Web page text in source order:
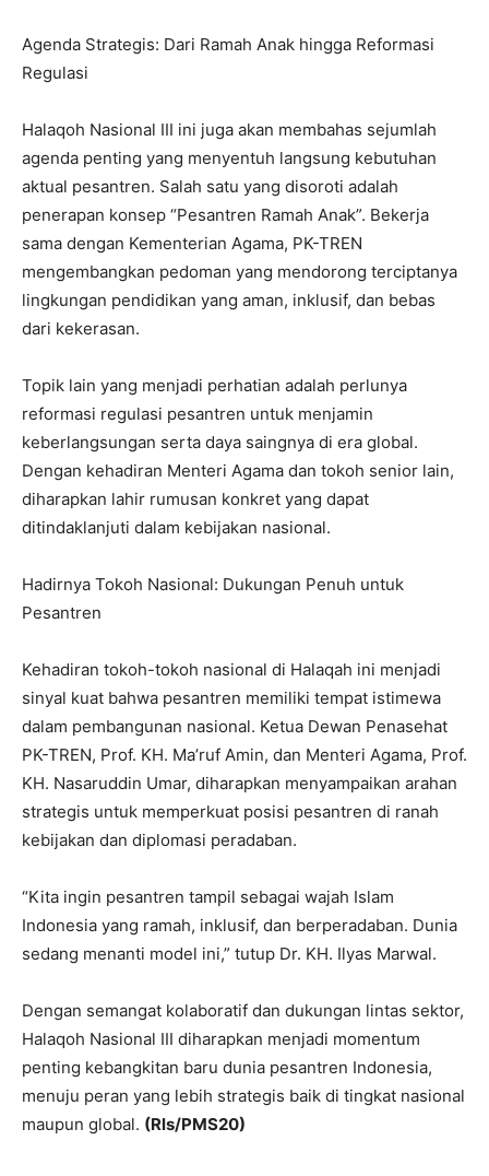
Agenda Strategis: Dari Ramah Anak hingga Reformasi
Regulasi
Halaqoh Nasional III ini juga akan membahas sejumlah
agenda penting yang menyentuh langsung kebutuhan
aktual pesantren. Salah satu yang disoroti adalah
penerapan konsep “Pesantren Ramah Anak”. Bekerja
sama dengan Kementerian Agama, PK-TREN
mengembangkan pedoman yang mendorong terciptanya
lingkungan pendidikan yang aman, inklusif, dan bebas
dari kekerasan.
Topik lain yang menjadi perhatian adalah perlunya
reformasi regulasi pesantren untuk menjamin
keberlangsungan serta daya saingnya di era global.
Dengan kehadiran Menteri Agama dan tokoh senior lain,
diharapkan lahir rumusan konkret yang dapat
ditindaklanjuti dalam kebijakan nasional.
Hadirnya Tokoh Nasional: Dukungan Penuh untuk
Pesantren
Kehadiran tokoh-tokoh nasional di Halaqah ini menjadi
sinyal kuat bahwa pesantren memiliki tempat istimewa
dalam pembangunan nasional. Ketua Dewan Penasehat
PK-TREN, Prof. KH. Ma’ruf Amin, dan Menteri Agama, Prof.
KH. Nasaruddin Umar, diharapkan menyampaikan arahan
strategis untuk memperkuat posisi pesantren di ranah
kebijakan dan diplomasi peradaban.
“Kita ingin pesantren tampil sebagai wajah Islam
Indonesia yang ramah, inklusif, dan berperadaban. Dunia
sedang menanti model ini,” tutup Dr. KH. Ilyas Marwal.
Dengan semangat kolaboratif dan dukungan lintas sektor,
Halaqoh Nasional III diharapkan menjadi momentum
penting kebangkitan baru dunia pesantren Indonesia,
menuju peran yang lebih strategis baik di tingkat nasional
maupun global. (Rls/PMS20)